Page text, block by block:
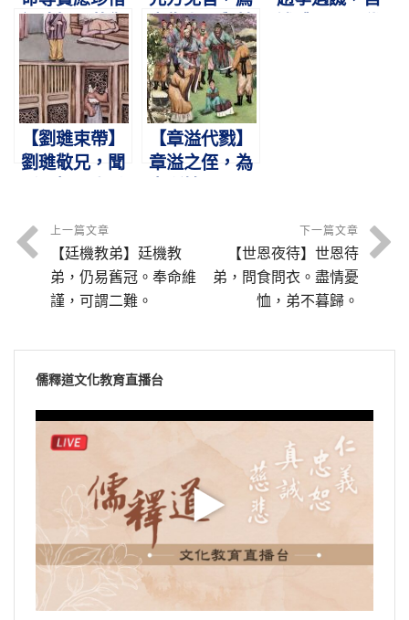
視諸如己莫傷
害
書復上。舉其
所知，不問仇
黨。
【劉璡束帶】
劉璡敬兄，聞
答。
【章溢代戮】
章溢之侄，為
上一篇文章
【廷機教弟】廷機教
弟，仍易舊冠。奉命維
謹，可謂二難。
下一篇文章
【世恩夜待】世恩待
弟，問食問衣。盡情憂
恤，弟不暮歸。
儒釋道文化教育直播台